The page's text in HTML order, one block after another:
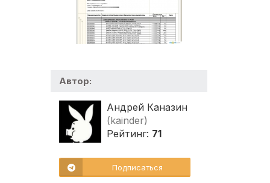
Автор:
Андрей Каназин
(kainder)
Рейтинг: 71
Подписаться